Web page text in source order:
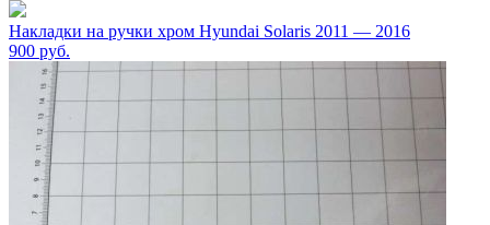
Накладки на ручки хром Hyundai Solaris 2011 — 2016
900 руб.